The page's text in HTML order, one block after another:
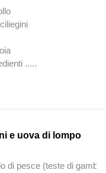
.....
e uova di lompo
di pesce (teste di